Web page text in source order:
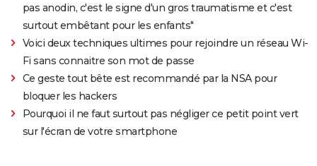
pas anodin, c'est le signe d'un gros traumatisme et c'est
surtout embêtant pour les enfants"
Voici deux techniques ultimes pour rejoindre un réseau Wi-
Fi sans connaitre son mot de passe
Ce geste tout bête est recommandé par la NSA pour
bloquer les hackers
Pourquoi il ne faut surtout pas négliger ce petit point vert
sur l'écran de votre smartphone